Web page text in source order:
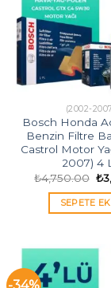
(2002-
Bosch Honda
Benzin Filtre
Castrol Motor
2007) 4
₺4,750.00 ₺
SEPETE